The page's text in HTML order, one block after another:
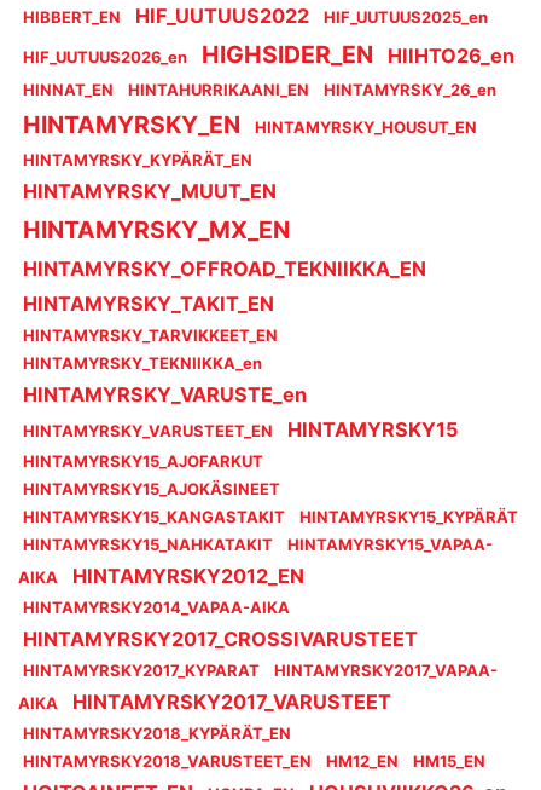
HIBBERT_EN HIF_UUTUUS2022 HIF_UUTUUS2025_en
HIF_UUTUUS2026_en HIGHSIDER_EN HIIHTO26_en
HINNAT_EN HINTAHURRIKAANI_EN HINTAMYRSKY_26_en
HINTAMYRSKY_EN
HINTAMYRSKY_HOUSUT_EN
HINTAMYRSKY_KYPÄRÄT_EN
HINTAMYRSKY_MUUT_EN
HINTAMYRSKY_MX_EN
HINTAMYRSKY_OFFROAD_TEKNIIKKA_EN
HINTAMYRSKY_TAKIT_EN
HINTAMYRSKY_TARVIKKEET_EN
HINTAMYRSKY_TEKNIIKKA_en
HINTAMYRSKY_VARUSTE_en
HINTAMYRSKY_VARUSTEET_EN HINTAMYRSKY15
HINTAMYRSKY15_AJOFARKUT
HINTAMYRSKY15_AJOKÄSINEET
HINTAMYRSKY15_KANGASTAKIT
HINTAMYRSKY15_KYPÄRÄT
HINTAMYRSKY15_NAHKATAKIT
HINTAMYRSKY15_VAPAA-
AIKA
HINTAMYRSKY2012_EN
HINTAMYRSKY2014_VAPAA-AIKA
HINTAMYRSKY2017_CROSSIVARUSTEET
HINTAMYRSKY2017_KYPARAT
HINTAMYRSKY2017_VAPAA-
AIKA
HINTAMYRSKY2017_VARUSTEET
HINTAMYRSKY2018_KYPÄRÄT_EN
HINTAMYRSKY2018_VARUSTEET_EN
HM12_EN HM15_EN